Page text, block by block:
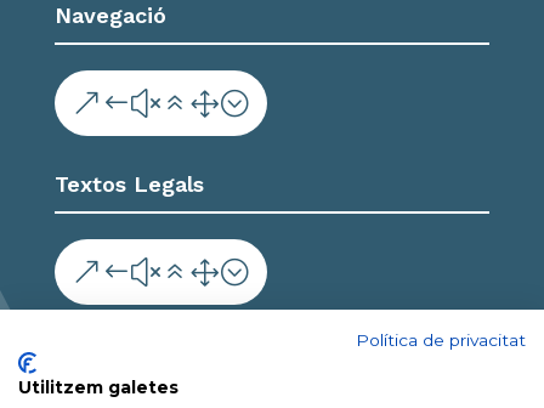
Navegació
&#x61;
Textos Legals
&#x61;
Política de privacitat
Utilitzem galetes